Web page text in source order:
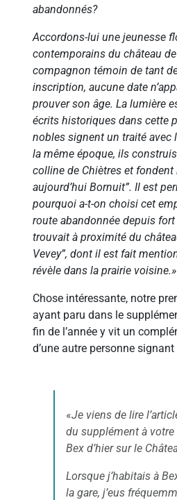
abandonnés?
Accordons-lui une jeunesse
contemporains du château
compagnon témoin de tant
inscription, aucune date
prouver son âge. La lumière
écrits historiques dans cette
nobles signent un traité avec
la même époque, ils
colline de Chiètres et fondent
aujourd’hui Bornuit”. Il est
pourquoi a-t-on choisi cet
route abandonnée depuis
trouvait à proximité du
Vevey”, dont il est fait
révèle dans la prairie voisine.»
Chose intéressante, notre
ayant paru dans le
fin de l’année y vit un
d’une autre personne signant
«Je viens de lire
du supplément à
Bex d’hier sur le
Lorsque j’habitais à
la gare, j’eus